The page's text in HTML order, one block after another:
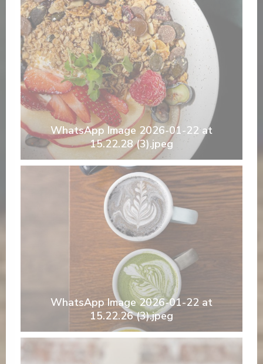
WhatsApp Image 2026-01-22 at
15.22.28 (3).jpeg
WhatsApp Image 2026-01-22 at
15.22.26 (3).jpeg